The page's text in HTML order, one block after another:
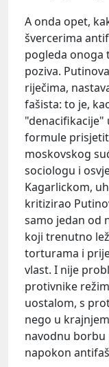
A onda opet,
švercerima
pogleda onoga
poziva.
riječima,
fašista: to je,
"denacifikacije"
formule
moskovskog
sociologu i
Kagarlickom,
kritizirao
samo jedan od
koji trenutno
torturama i
vlast. I nije
protivnike
uostalom, s
nego u
navodnu borbu
napokon